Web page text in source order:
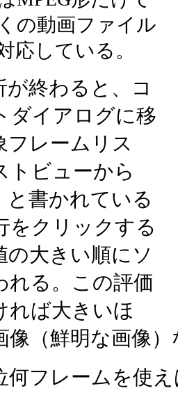
の動画ファイル
応している。
終わると、コ
ダイアログに移
フレームリス
トビューから
と書かれている
をクリックする
の大きい順にソ
れる。この評価
れば大きいほ
像（鮮明な画像
フレームを使